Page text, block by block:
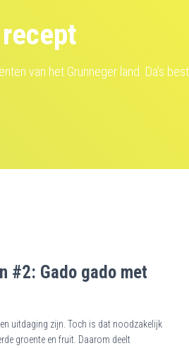
recept
van het Grunneger land. Da’s
#2: Gado gado met
uitdaging zijn. Toch is dat noodzakelijk
groente en fruit. Daarom deelt